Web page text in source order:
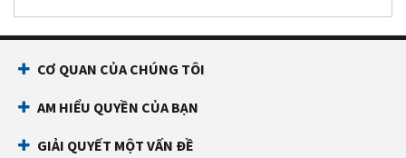
CƠ QUAN CỦA CHÚNG TÔI
AM HIỂU QUYỀN CỦA BẠN
GIẢI QUYẾT MỘT VẤN ĐỀ